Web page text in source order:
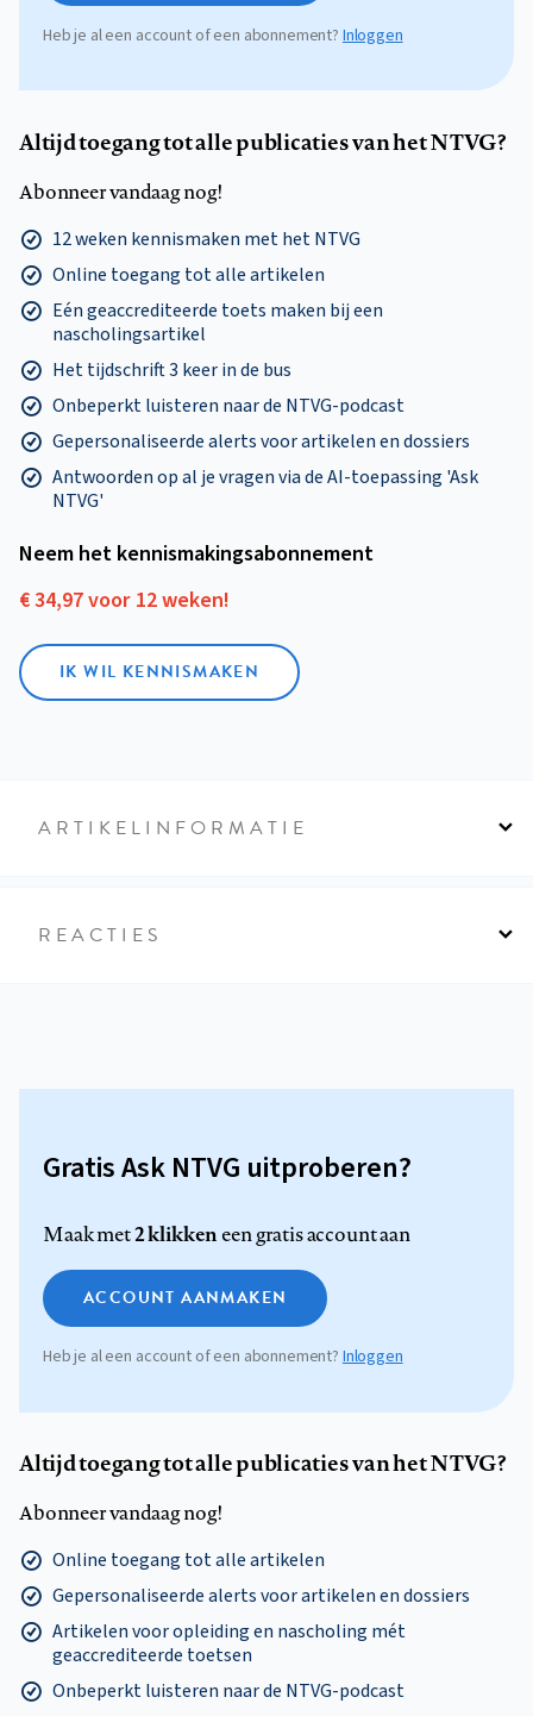
Heb je al een account of een abonnement? Inloggen
Altijd toegang tot alle publicaties van het NTVG?
Abonneer vandaag nog!
12 weken kennismaken met het NTVG
Online toegang tot alle artikelen
Eén geaccrediteerde toets maken bij een
nascholingsartikel
Het tijdschrift 3 keer in de bus
Onbeperkt luisteren naar de NTVG-podcast
Gepersonaliseerde alerts voor artikelen en dossiers
Antwoorden op al je vragen via de AI-toepassing 'Ask
NTVG'
Neem het kennismakings­abonnement
€ 34,97 voor 12 weken!
IK WIL KENNISMAKEN
ARTIKELINFORMATIE
REACTIES
Gratis Ask NTVG uitproberen?
Maak met2 klikkeneen gratis account aan
ACCOUNT AANMAKEN
Heb je al een account of een abonnement?Inloggen
Altijd toegang tot alle publicaties van het NTVG?
Abonneer vandaag nog!
Online toegang tot alle artikelen
Gepersonaliseerde alerts voor artikelen en dossiers
Artikelen voor opleiding en nascholing mét
geaccrediteerde toetsen
Onbeperkt luisteren naar de NTVG-podcast